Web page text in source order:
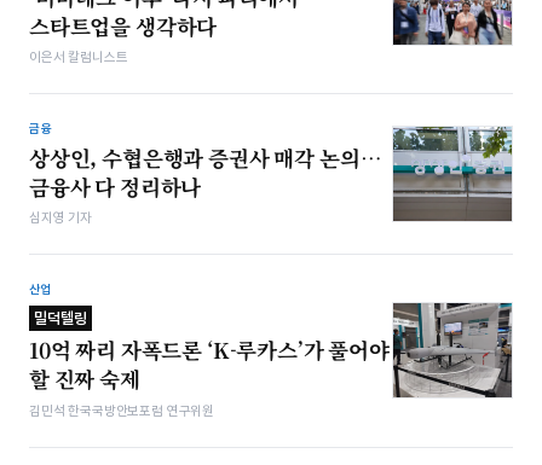
스타트업을 생각하다
이은서 칼럼니스트
금융
상상인, 수협은행과 증권사 매각 논의…
금융사 다 정리하나
심지영 기자
산업
밀덕텔링
10억 짜리 자폭드론 ‘K-루카스’가 풀어야
할 진짜 숙제
김민석 한국국방안보포럼 연구위원